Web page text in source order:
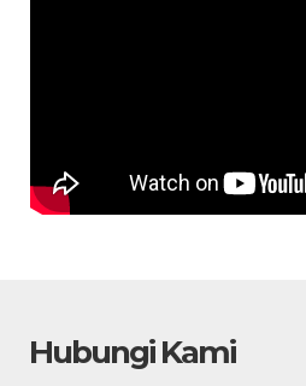
Hubungi Kami